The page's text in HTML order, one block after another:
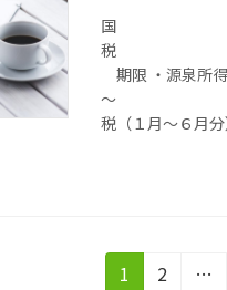
国
期限 ・源泉所
～ ７月１０
税（１月
固
1
固
2 …